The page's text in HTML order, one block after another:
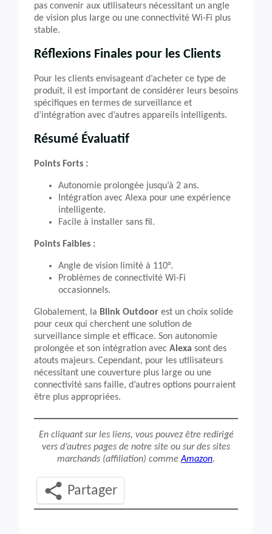
pas convenir aux utilisateurs nécessitant un angle
de vision plus large ou une connectivité Wi-Fi plus
stable.
Réflexions Finales pour les Clients
Pour les clients envisageant d’acheter ce type de
produit, il est important de considérer leurs besoins
spécifiques en termes de surveillance et
d’intégration avec d’autres appareils intelligents.
Résumé Évaluatif
Points Forts :
Autonomie prolongée jusqu’à 2 ans.
Intégration avec Alexa pour une expérience
intelligente.
Facile à installer sans fil.
Points Faibles :
Angle de vision limité à 110°.
Problèmes de connectivité Wi-Fi
occasionnels.
Globalement, la Blink Outdoor est un choix solide
pour ceux qui cherchent une solution de
surveillance simple et efficace. Son autonomie
prolongée et son intégration avec Alexa sont des
atouts majeurs. Cependant, pour les utilisateurs
nécessitant une couverture plus large ou une
connectivité sans faille, d’autres options pourraient
être plus appropriées.
En cliquant sur les liens, vous pouvez être redirigé
vers d’autres pages de notre site ou sur des sites
marchands (affiliation) commeAmazon.
Partager